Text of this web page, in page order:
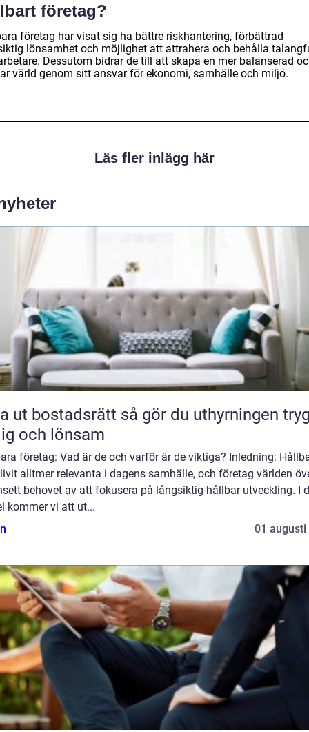
företag?
företag har visat sig ha bättre riskhantering, förbättrad
lönsamhet och möjlighet att attrahera och behålla
Dessutom bidrar de till att skapa en mer balanserad
värld genom sitt ansvar för ekonomi, samhälle och miljö.
Läs fler inlägg här
så gör du uthyrningen trygg,
och lönsam
företag: Vad är de och varför är de viktiga? Inledning:
alltmer relevanta i dagens samhälle, och företag världen
behovet av att fokusera på långsiktig hållbar utveckling. I
kommer vi att ut...
01 augusti